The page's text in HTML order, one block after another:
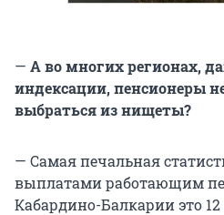
— А во многих регионах,
индексации, пенсионеры
выбраться из нищеты?
— Самая печальная
выплатами работающим
Кабардино-Балкарии это 12